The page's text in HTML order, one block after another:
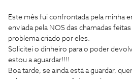
Este mês fui confrontada pela minha
enviada pela NOS das chamadas
problema criado por eles.
Solicitei o dinheiro para o poder
estou a aguardar!!!!
Boa tarde, se ainda está a guardar,